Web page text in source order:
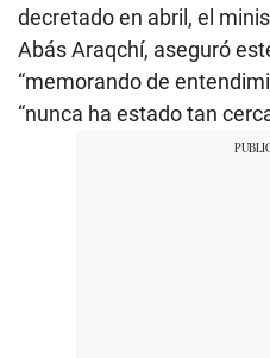
decretado en abril, el
Abás Araqchí, aseguró
“memorando de
“nunca ha estado tan